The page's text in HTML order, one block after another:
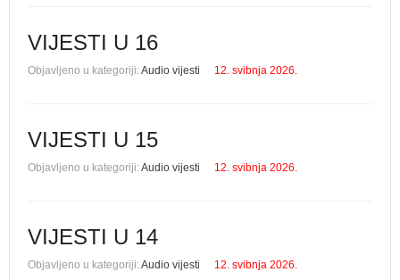
VIJESTI U 16
Objavljeno u kategoriji:Audio vijesti 12. svibnja 2026.
VIJESTI U 15
Objavljeno u kategoriji:Audio vijesti 12. svibnja 2026.
VIJESTI U 14
Objavljeno u kategoriji:Audio vijesti 12. svibnja 2026.